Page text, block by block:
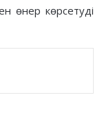
өнер көрсетуді